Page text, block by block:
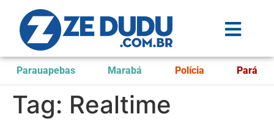
Parauapebas Marabá Polícia Pará
Tag: Realtime